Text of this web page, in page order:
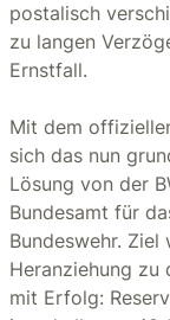
postalisch
zu langen
Ernstfall.
Mit dem
sich das nun
Lösung von der
Bundesamt für
Bundeswehr.
Heranziehung zu
mit Erfolg: